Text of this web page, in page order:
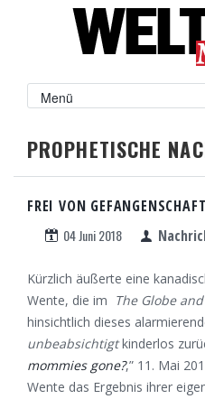
PROPHETISCHE
FREI VON
04 Juni 2018
Kürzlich äußerte eine
Wente, die im The Globe
hinsichtlich dieses
unbeabsichtigtkinderlos
mommies gone?,” 11. Mai
Wente das Ergebnis ihrer